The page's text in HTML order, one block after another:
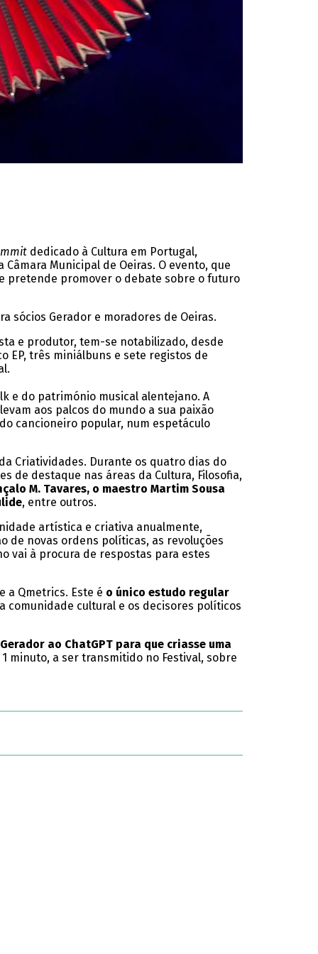
dedicado à Cultura em Portugal,
Municipal de Oeiras. O evento, que
e pretende promover o debate sobre o futuro
sócios Gerador e moradores de Oeiras.
e produtor, tem-se notabilizado, desde
EP, três miniálbuns e sete registos de
e do património musical alentejano. A
aos palcos do mundo a sua paixão
cancioneiro popular, num espetáculo
Criatividades. Durante os quatro dias do
de destaque nas áreas da Cultura, Filosofia,
M. Tavares, o maestro Martim Sousa
, entre outros.
artística e criativa anualmente,
de novas ordens políticas, as revoluções
vai à procura de respostas para estes
a Qmetrics. Este é o único estudo regular
comunidade cultural e os decisores políticos
ao ChatGPT para que criasse uma
minuto, a ser transmitido no Festival, sobre